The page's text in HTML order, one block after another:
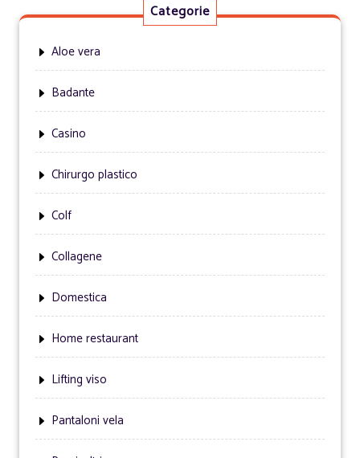
Categorie
Aloe vera
Badante
Casino
Chirurgo plastico
Colf
Collagene
Domestica
Home restaurant
Lifting viso
Pantaloni vela